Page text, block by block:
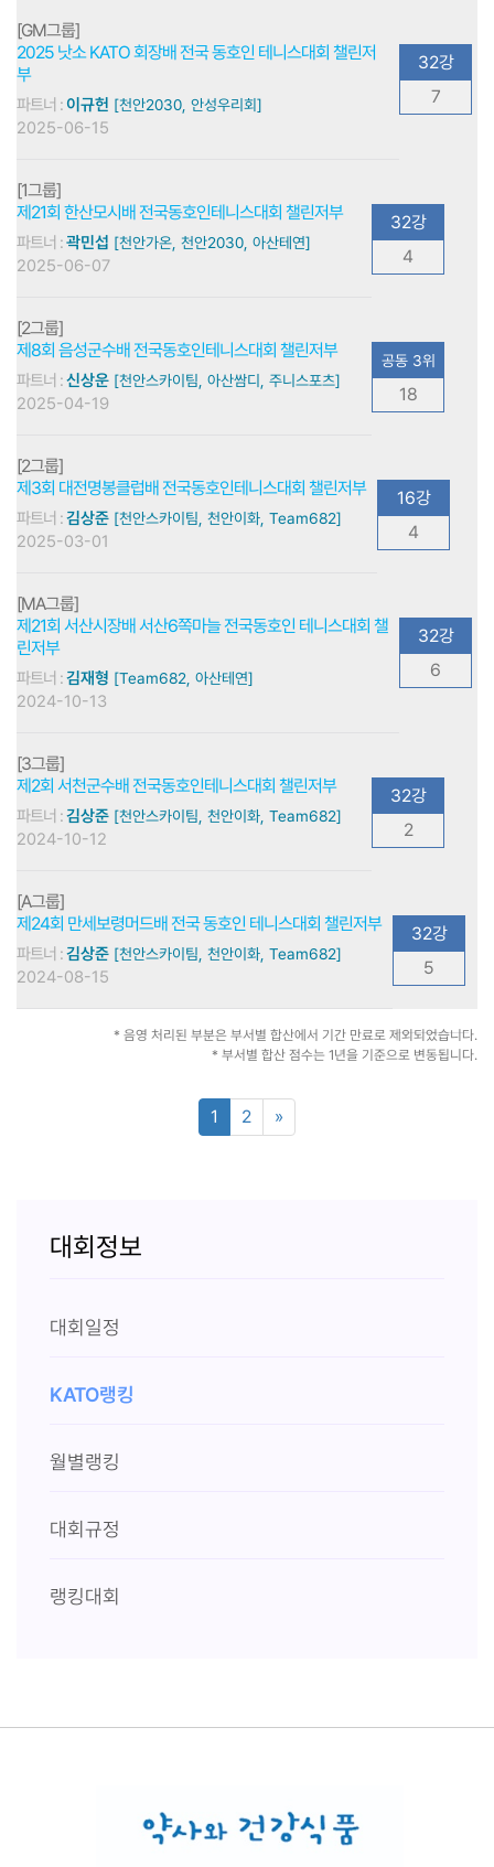
[GM그룹]
2025 낫소 KATO 회장배 전국 동호인 테니스대회 챌린저
부
파트너 :이규헌 [천안2030, 안성우리회]
2025-06-15
32강
7
[1그룹]
제21회 한산모시배 전국동호인테니스대회 챌린저부
파트너 :곽민섭 [천안가온, 천안2030, 아산테연]
2025-06-07
32강
4
[2그룹]
제8회 음성군수배 전국동호인테니스대회 챌린저부
파트너 :신상운 [천안스카이팀, 아산쌈디, 주니스포츠]
2025-04-19
공동 3위
18
[2그룹]
제3회 대전명봉클럽배 전국동호인테니스대회 챌린저부
파트너 :김상준 [천안스카이팀, 천안이화, Team682]
2025-03-01
16강
4
[MA그룹]
제21회 서산시장배 서산6쪽마늘 전국동호인 테니스대회 챌
린저부
파트너 :김재형 [Team682, 아산테연]
2024-10-13
32강
6
[3그룹]
제2회 서천군수배 전국동호인테니스대회 챌린저부
파트너 :김상준 [천안스카이팀, 천안이화, Team682]
2024-10-12
32강
2
[A그룹]
제24회 만세보령머드배 전국 동호인 테니스대회 챌린저부
파트너 :김상준 [천안스카이팀, 천안이화, Team682]
2024-08-15
32강
5
* 음영 처리된 부분은 부서별 합산에서 기간 만료로 제외되었습니다.
* 부서별 합산 점수는 1년을 기준으로 변동됩니다.
1 2 »
대회정보
대회일정
KATO랭킹
월별랭킹
대회규정
랭킹대회